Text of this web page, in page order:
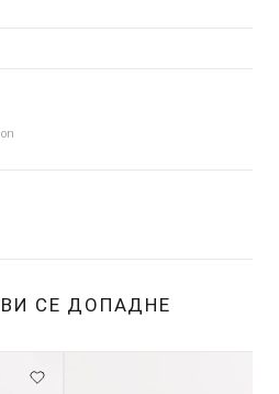
СЕ ДОПАДНЕ